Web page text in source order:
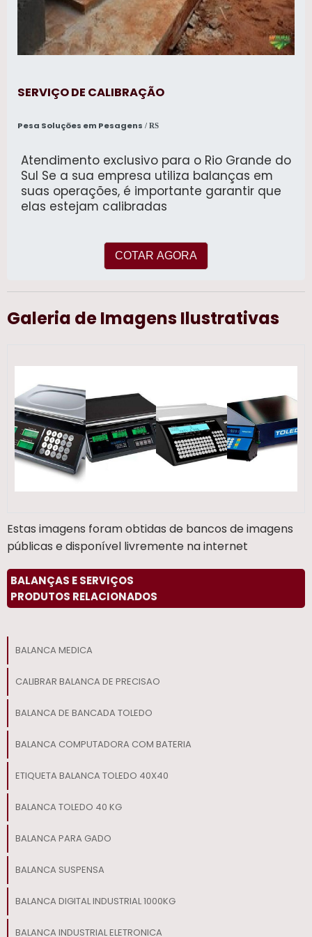
SERVIÇO DE CALIBRAÇÃO
Pesa Soluções em Pesagens / RS
Atendimento exclusivo para o Rio Grande do
Sul Se a sua empresa utiliza balanças em
suas operações, é importante garantir que
elas estejam calibradas
COTAR AGORA
Galeria de Imagens Ilustrativas
Estas imagens foram obtidas de bancos de imagens
públicas e disponível livremente na internet
BALANÇAS E SERVIÇOS
PRODUTOS RELACIONADOS
BALANCA MEDICA
CALIBRAR BALANCA DE PRECISAO
BALANCA DE BANCADA TOLEDO
BALANCA COMPUTADORA COM BATERIA
ETIQUETA BALANCA TOLEDO 40X40
BALANCA TOLEDO 40 KG
BALANCA PARA GADO​
BALANCA SUSPENSA
BALANCA DIGITAL INDUSTRIAL 1000KG
BALANCA INDUSTRIAL ELETRONICA